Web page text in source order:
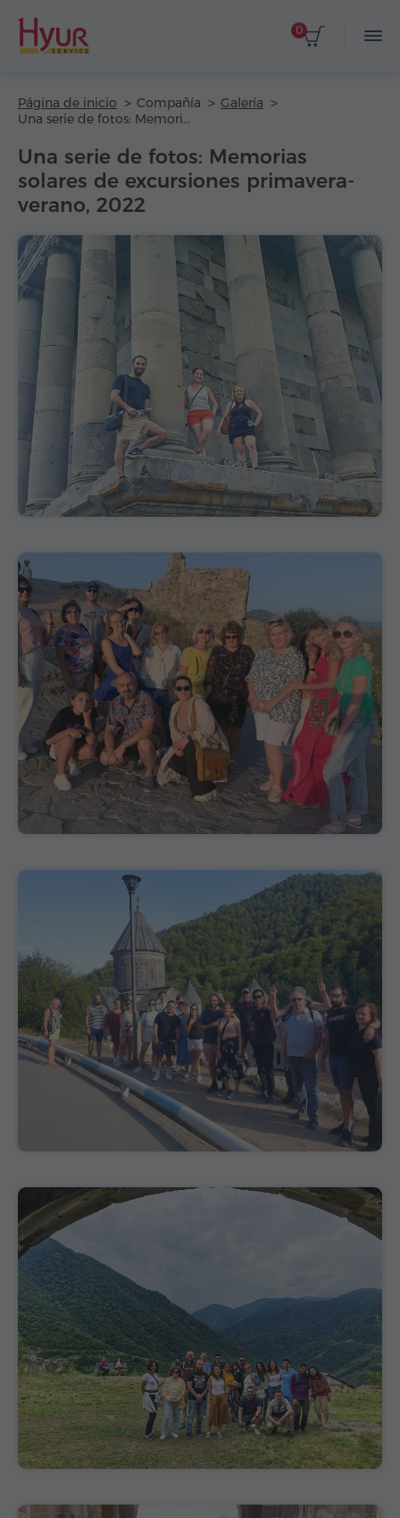
0
Página de inicio Compañía
Galería
Una serie de fotos: Memorias solares de excursiones primavera-verano, 2022
Una serie de fotos: Memorias
solares de excursiones primavera-
verano, 2022